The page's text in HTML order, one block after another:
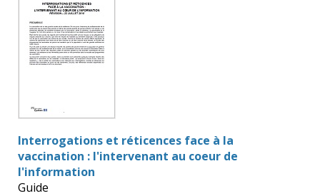
Interrogations et réticences face à la
vaccination : l'intervenant au coeur de
l'information
Guide